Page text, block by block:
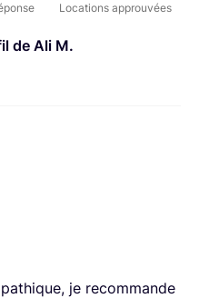
Locations approuvées
de Ali M.
je recommande